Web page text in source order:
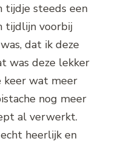
tijdje steeds een
tijdlijn voorbij
dat ik deze
was deze lekker
keer wat meer
nog meer
al verwerkt.
heerlijk en